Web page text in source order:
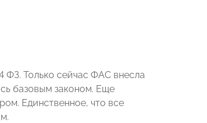
ФЗ. Только сейчас ФАС внесла
базовым законом. Еще
Единственное, что все